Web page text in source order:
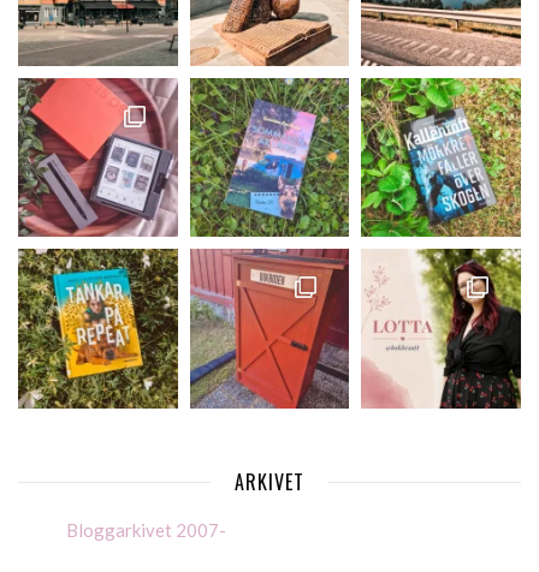
ARKIVET
Bloggarkivet 2007-